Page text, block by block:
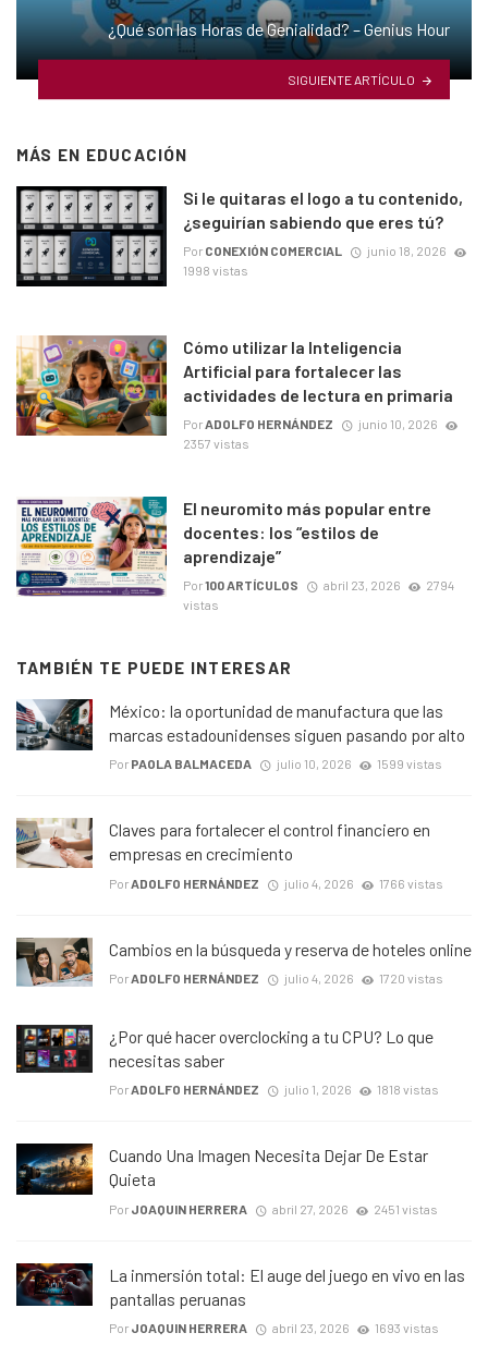
¿Qué son las Horas de Genialidad? – Genius Hour
SIGUIENTE ARTÍCULO
MÁS EN EDUCACIÓN
Si le quitaras el logo a tu contenido,
¿seguirían sabiendo que eres tú?
Por CONEXIÓN COMERCIAL
junio 18, 2026
1998 vistas
Cómo utilizar la Inteligencia
Artificial para fortalecer las
actividades de lectura en primaria
PorADOLFO HERNÁNDEZ
junio 10, 2026
2357 vistas
El neuromito más popular entre
docentes: los “estilos de
aprendizaje”
Por100 ARTÍCULOS abril 23, 2026
2794
vistas
TAMBIÉN TE PUEDE INTERESAR
México: la oportunidad de manufactura que las
marcas estadounidenses siguen pasando por alto
Por PAOLA BALMACEDA julio 10, 2026 1599 vistas
Claves para fortalecer el control financiero en
empresas en crecimiento
Por ADOLFO HERNÁNDEZ julio 4, 2026 1766 vistas
Cambios en la búsqueda y reserva de hoteles online
PorADOLFO HERNÁNDEZ julio 4, 2026 1720 vistas
¿Por qué hacer overclocking a tu CPU? Lo que
necesitas saber
PorADOLFO HERNÁNDEZ julio 1, 2026 1818 vistas
Cuando Una Imagen Necesita Dejar De Estar
Quieta
Por JOAQUIN HERRERA abril 27, 2026 2451 vistas
La inmersión total: El auge del juego en vivo en las
pantallas peruanas
Por JOAQUIN HERRERA abril 23, 2026 1693 vistas